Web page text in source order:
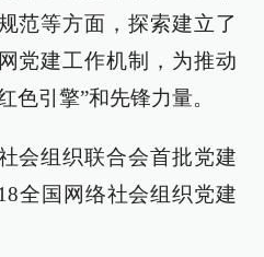
范等方面，探索建立了
党建工作机制，为推动
色引擎”和先锋力量。
会组织联合会首批党建
全国网络社会组织党建